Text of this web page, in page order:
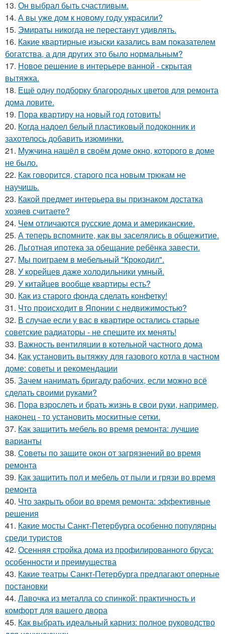
13. Он выбрал быть счастливым.
14. А вы уже дом к новому году украсили?
15. Эмираты никогда не перестанут удивлять.
16. Какие квартирные изыски казались вам показателем
богатства, а для других это было нормальным?
17. Новое решение в интерьере ванной - скрытая
вытяжка.
18. Ещё одну подборку благородных цветов для ремонта
дома ловите.
19. Пора квартиру на новый год готовить!
20. Когда надоел белый пластиковый подоконник и
захотелось добавить изюминки.
21. Мужчина нашёл в своём доме окно, которого в доме
не было.
22. Как говорится, старого пса новым трюкам не
научишь.
23. Какой предмет интерьера вы признаком достатка
хозяев считаете?
24. Чем отличаются русские дома и американские.
25. А теперь вспомните, как вы заселялись в общежитие.
26. Льготная ипотека за обещание ребёнка завести.
27. Мы поиграем в мебельный "Крокодил".
28. У корейцев даже холодильники умный.
29. У китайцев вообще квартиры есть?
30. Как из старого фонда сделать конфетку!
31. Что происходит в Японии с недвижимостью?
32. В случае если у вас в квартире остались старые
советские радиаторы - не спешите их менять!
33. Важность вентиляции в котельной частного дома
34. Как установить вытяжку для газового котла в частном
доме: советы и рекомендации
35. Зачем нанимать бригаду рабочих, если можно всё
сделать своими руками?
36. Пора взрослеть и брать жизнь в свои руки, например,
наконец - то установить москитные сетки.
37. Как защитить мебель во время ремонта: лучшие
варианты
38. Советы по защите окон от загрязнений во время
ремонта
39. Как защитить пол и мебель от пыли и грязи во время
ремонта
40. Что закрыть обои во время ремонта: эффективные
решения
41. Какие мосты Санкт-Петербурга особенно популярны
среди туристов
42. Осенняя стройка дома из профилированного бруса:
особенности и преимущества
43. Какие театры Санкт-Петербурга предлагают оперные
постановки
44. Лавочка из металла со спинкой: практичность и
комфорт для вашего двора
45. Как выбрать идеальный карниз: полное руководство